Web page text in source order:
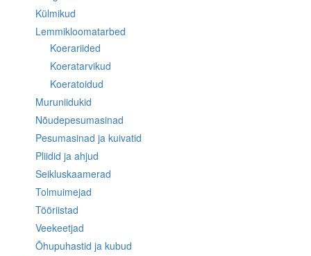
Külmikud
Lemmikloomatarbed
Koerariided
Koeratarvikud
Koeratoidud
Muruniidukid
Nõudepesumasinad
Pesumasinad ja kuivatid
Pliidid ja ahjud
Seikluskaamerad
Tolmuimejad
Tööriistad
Veekeetjad
Õhupuhastid ja kubud